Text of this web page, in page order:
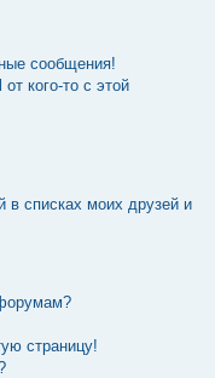
сообщения!
кого-то с этой
в списках моих друзей и
страницу!